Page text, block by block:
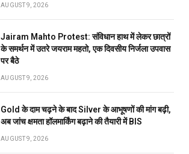
AUGUST 9, 2026
Jairam Mahto Protest: संविधान हाथ में लेकर छात्रों
के समर्थन में उतरे जयराम महतो, एक दिवसीय निर्जला उपवास
पर बैठे
AUGUST 9, 2026
Gold के दाम चढ़ने के बाद Silver के आभूषणों की मांग बढ़ी,
अब जांच क्षमता हॉलमार्किंग बढ़ाने की तैयारी में BIS
AUGUST 9, 2026